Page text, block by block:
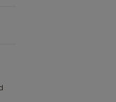
Proef de toekomst